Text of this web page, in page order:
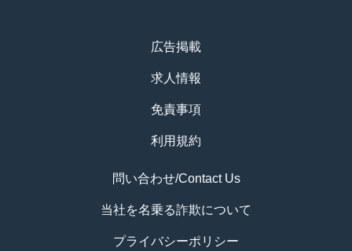
広告掲載
求人情報
免責事項
利用規約
問い合わせ/Contact Us
当社を名乗る詐欺について
プライバシーポリシー